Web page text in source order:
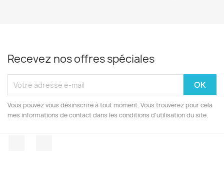
Recevez nos offres spéciales
Vous pouvez vous désinscrire à tout moment. Vous trouverez pour cela
mes informations de contact dans les conditions d'utilisation du site.